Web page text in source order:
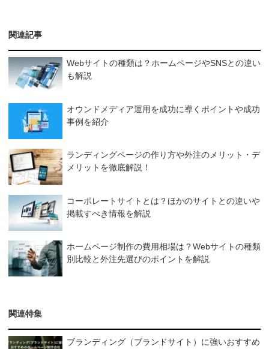
関連記事
Webサイトの種類は？ホームページやSNSとの違い
も解説
オウンドメディア運用を成功に導くポイントや成功
事例を紹介
ランディングページの作り方や外注のメリット・デ
メリットを徹底解説！
コーポレートサイトとは？ほかのサイトとの違いや
掲載すべき情報を解説
ホームページ制作の費用相場は？Webサイトの種類
別比較と外注先選びのポイントを解説
関連特集
ブランディング（ブランドサイト）に強いおすすめ